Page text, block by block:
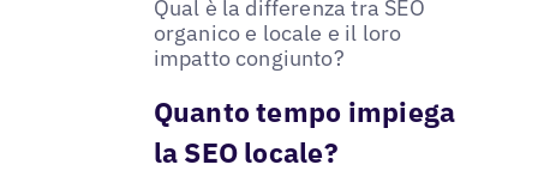
Qual è la differenza tra SEO
organico e locale e il loro
impatto congiunto?
Quanto tempo impiega
la SEO locale?